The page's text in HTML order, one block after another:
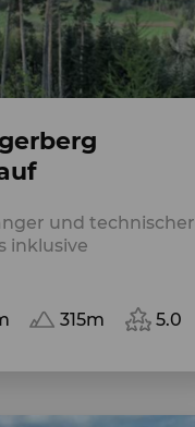
und technischer
inklusive
315m 5.0